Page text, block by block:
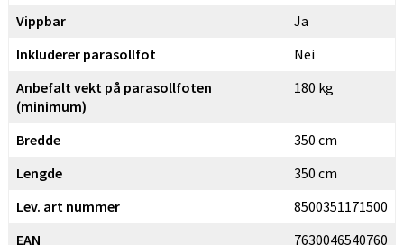
Vippbar
Ja
Inkluderer parasollfot
Nei
Anbefalt vekt på parasollfoten
(minimum)
180 kg
Bredde
350 cm
Lengde
350 cm
Lev. art nummer
8500351171500
EAN
7630046540760